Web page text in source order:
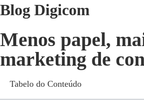
Blog Digicom
Menos papel,
marketing de
Tabelo do Conteúdo